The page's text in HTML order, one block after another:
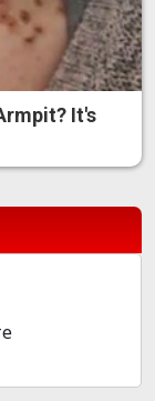
It's